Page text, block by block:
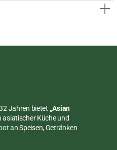
Jahren bietet „Asian
asiatischer Küche und
an Speisen, Getränken